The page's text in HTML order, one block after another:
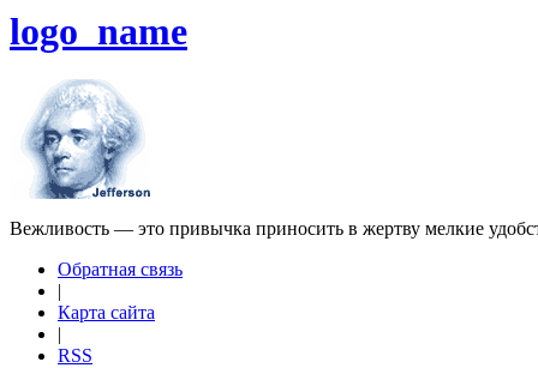
logo_name
Вежливость — это привычка приносить в жертву мелкие
Обратная связь
|
Карта сайта
|
RSS